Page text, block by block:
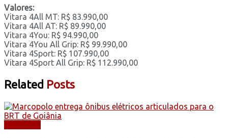
Valores:
Vitara 4All MT: R$ 83.990,00
Vitara 4All AT: R$ 89.990,00
Vitara 4You: R$ 94.990,00
Vitara 4You All Grip: R$ 99.990,00
Vitara 4Sport: R$ 107.990,00
Vitara 4Sport All Grip: R$ 112.990,00
Related Posts